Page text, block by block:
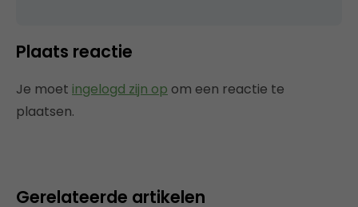
Plaats reactie
Je moet ingelogd zijn op om een reactie te
plaatsen.
Gerelateerde artikelen